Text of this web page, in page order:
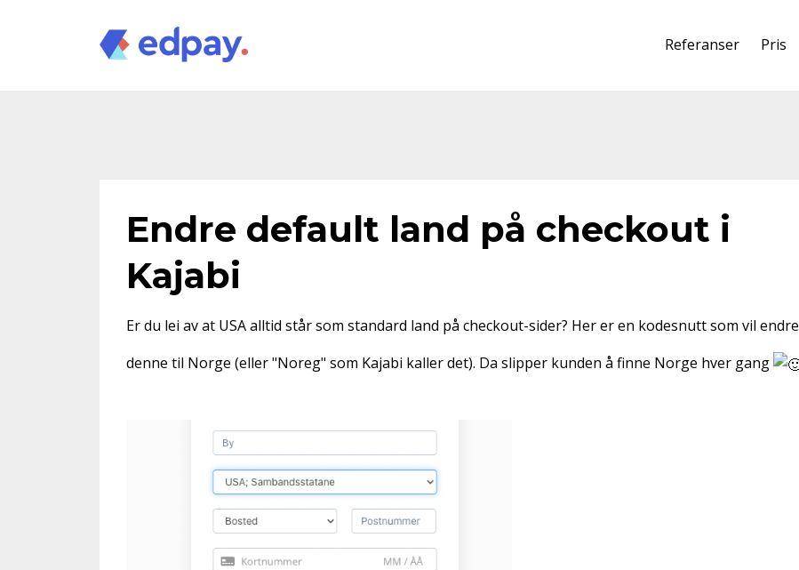
Referanser Pris
Endre default land på checkout i
Kajabi
Er du lei av at USA alltid står som standard land på checkout-sider? Her er en kodesnutt som vil endre
denne til Norge (eller "Noreg" som Kajabi kaller det). Da slipper kunden å finne Norge hver gang